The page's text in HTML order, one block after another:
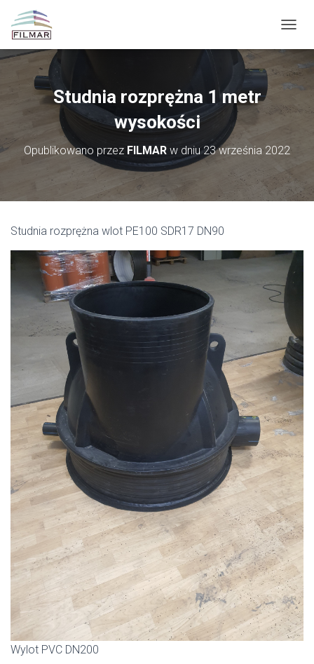
R
E
Ł
A
I
Ę
Studnia rozprężna 1 metr
wysokości
Opublikowano przez FILMAR w dniu23 września 2022
Studnia rozprężna wlot PE100 SDR17 DN90
Wylot PVC DN200